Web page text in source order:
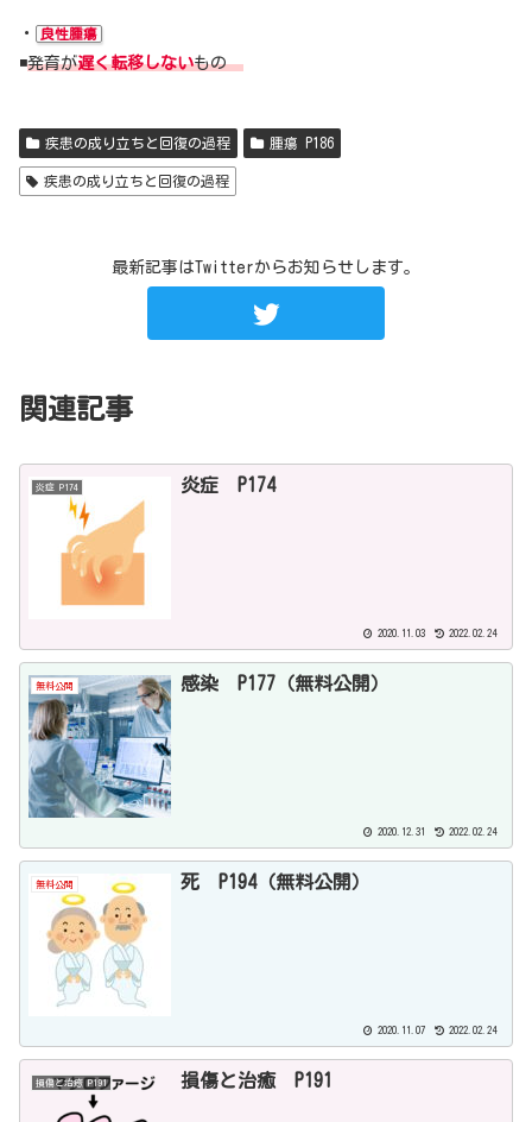
・ 良性腫瘍
◾️発育が遅く転移しないもの
疾患の成り立ちと回復の過程 腫瘍 P186
疾患の成り立ちと回復の過程
最新記事はTwitterからお知らせします。
関連記事
炎症 P174 炎症 P174
2020.11.03 2022.02.24
無料公開 感染 P177（無料公開）
2020.12.31 2022.02.24
無料公開 死 P194（無料公開）
2020.11.07 2022.02.24
損傷と治癒 P191 損傷と治癒 P191